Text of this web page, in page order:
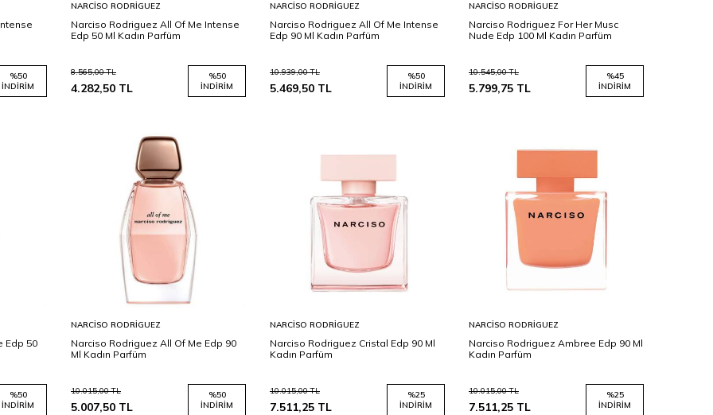
%50
İNDIRIM
Ekle
NARCISO RODRIGUEZ
Narciso Rodriguez All Of Me Intense
Edp 50 Ml Kadın Parfüm
8.565,00TL
4.282,50 TL
%50
İNDIRIM
Ekle
NARCISO RODRIGUEZ
Narciso Rodriguez All Of Me Intense
Edp 90 Ml Kadın Parfüm
10.939,00TL
5.469,50 TL
%50
İNDIRIM
Ekle
NARCISO RODRIGUEZ
Narciso Rodriguez For Her Musc
Nude Edp 100 Ml Kadın Parfüm
10.545,00TL
5.799,75 TL
%45
İNDIRIM
Edp 50
%50
İNDIRIM
Ekle
NARCISO RODRIGUEZ
Narciso Rodriguez All Of Me Edp 90
Ml Kadın Parfüm
10.015,00TL
5.007,50 TL
%50
İNDIRIM
Ekle
NARCISO RODRIGUEZ
Narciso Rodriguez Cristal Edp 90 Ml
Kadın Parfüm
10.015,00TL
7.511,25 TL
%25
İNDIRIM
Ekle
NARCISO RODRIGUEZ
Narciso Rodriguez Ambree Edp 90 Ml
Kadın Parfüm
10.015,00TL
7.511,25 TL
%25
İNDIRIM